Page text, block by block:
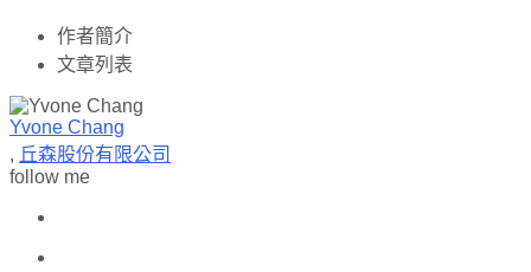
作者簡介
文章列表
Yvone Chang
, 丘森股份有限公司
follow me